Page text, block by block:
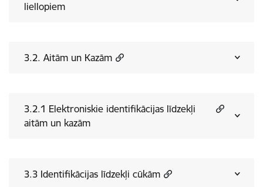
liellopiem
3.2. Aitām un Kazām
3.2.1 Elektroniskie identifikācijas līdzekļi
aitām un kazām
3.3 Identifikācijas līdzekļi cūkām